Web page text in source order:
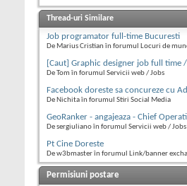
Thread-uri Similare
Job programator full-time Bucuresti
De Marius Cristian în forumul Locuri de
[Caut] Graphic designer job full time
De Tom în forumul Servicii web / Jobs
Facebook doreste sa concureze cu
De Nichita în forumul Stiri Social Media
GeoRanker - angajeaza - Chief
De sergiuliano în forumul Servicii web / Jobs
Pt Cine Doreste
De w3bmaster în forumul Link/banner
Permisiuni postare